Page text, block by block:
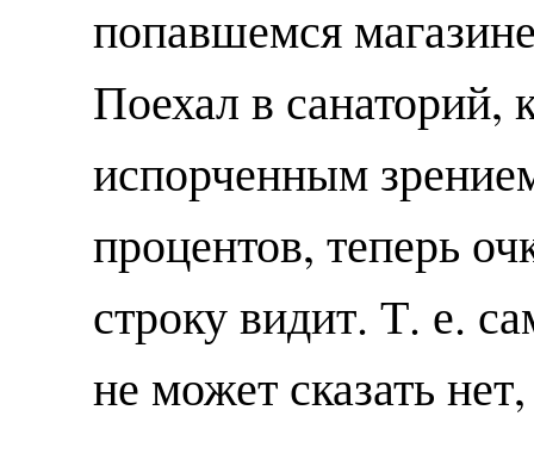
попавшемся
Поехал в санаторий,
испорченным
процентов, теперь
строку видит. Т. е.
не может сказать